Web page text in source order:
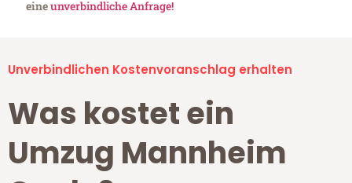
eineunverbindliche Anfrage!
Unverbindlichen Kostenvoranschlag erhalten
Was kostet ein
Umzug Mannheim